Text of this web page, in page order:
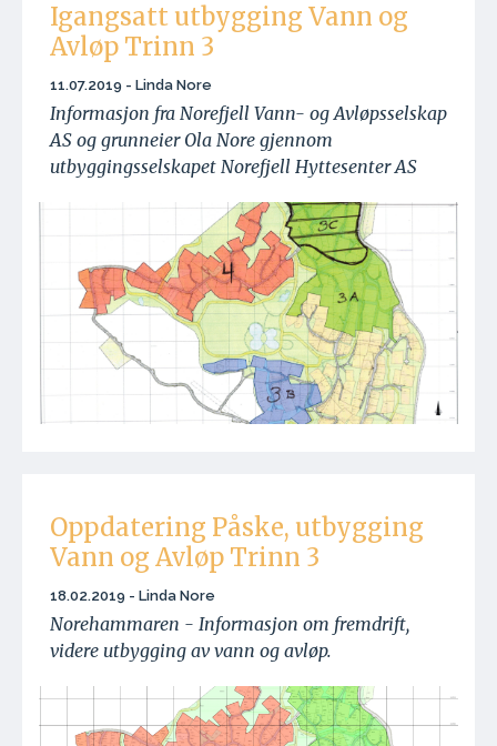
Igangsatt utbygging Vann og
Avløp Trinn 3
11.07.2019 - Linda Nore
Informasjon fra Norefjell Vann- og Avløpsselskap
AS og grunneier Ola Nore gjennom
utbyggingsselskapet Norefjell Hyttesenter AS
Oppdatering Påske, utbygging
Vann og Avløp Trinn 3
18.02.2019 - Linda Nore
Norehammaren - Informasjon om fremdrift,
videre utbygging av vann og avløp.